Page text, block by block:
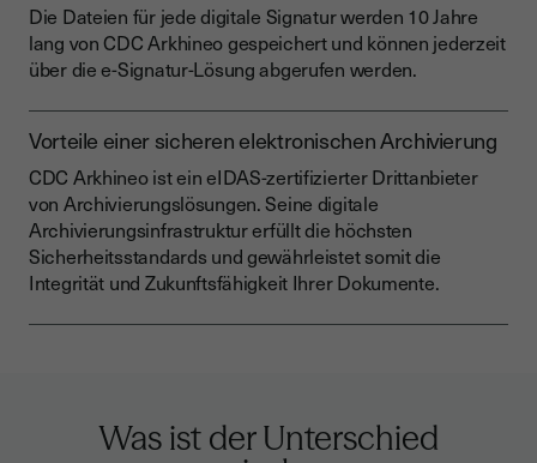
Die Dateien für jede digitale Signatur werden 10 Jahre
lang von CDC Arkhineo gespeichert und können jederzeit
über die e-Signatur-Lösung abgerufen werden.
Vorteile einer sicheren elektronischen Archivierung
CDC Arkhineo ist ein eIDAS-zertifizierter Drittanbieter
von Archivierungslösungen. Seine digitale
Archivierungsinfrastruktur erfüllt die höchsten
Sicherheitsstandards und gewährleistet somit die
Integrität und Zukunftsfähigkeit Ihrer Dokumente.
Was ist der Unterschied